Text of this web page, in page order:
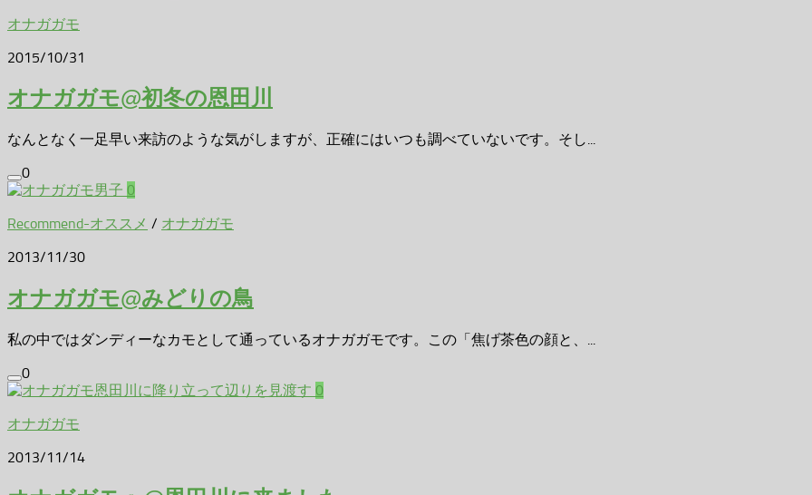
オナガガモ
2015/10/31
オナガガモ@初冬の恩田川
なんとなく一足早い来訪のような気がしますが、正確にはいつも調べていないです。そし...
0
0
Recommend-オススメ / オナガガモ
2013/11/30
オナガガモ@みどりの鳥
私の中ではダンディーなカモとして通っているオナガガモです。この「焦げ茶色の顔と、...
0
0
オナガガモ
2013/11/14